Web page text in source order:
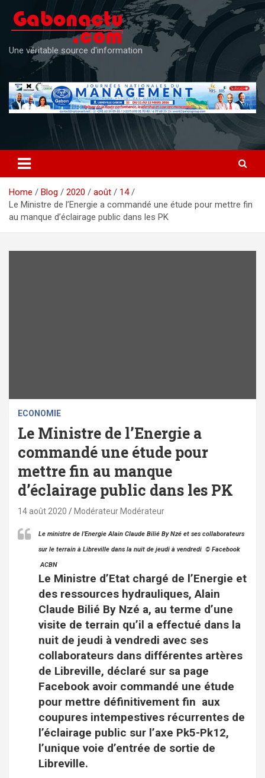
content
Une véritable source d'information
Home Blog 2020 août
14
Le Ministre de l’Energie a commandé une étude pour mettre fin
au manque d’éclairage public dans les PK
ECONOMIE
Le Ministre de l’Energie a
commandé une étude pour
mettre fin au manque
d’éclairage public dans les PK
14 août 2020 Modérateur Modérateur
Le ministre de l’Energie Alain Claude Bilié By Nzé et ses collaborateurs
sur le terrain à Libreville dans la nuit de jeudi à vendredi © Facebook
ACBN
Le Ministre d’Etat chargé de l’Energie et
des ressources hydrauliques, Alain
Claude Bilié By Nzé a, au terme d’une
visite de terrain qu’il a effectué dans la
nuit de jeudi à vendredi avec ses
collaborateurs dans différentes artères
de Libreville, déclaré sur sa page
Facebook avoir commandé une étude
pour mettre définitivement fin aux
coupures intempestives récurrentes de
l’éclairage public sur l’axe Pk5-Pk12,
l’unique voie d’entrée de sortie de
Libreville.